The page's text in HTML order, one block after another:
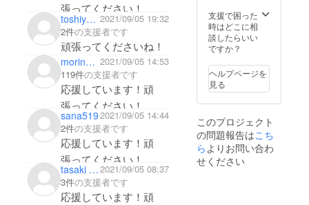
張ってください！
toshiyuki kinoshita 2021/09/05 19:32
2件の支援者です
頑張ってくださいね！
morinokuma8520 2021/09/05 14:53
119件の支援者です
応援しています！頑
張ってください！
sana5192021/09/05 14:44
2件の支援者です
応援しています！頑
張ってください！
tasaki midori2021/09/05 08:37
3件の支援者です
応援しています！頑
支援で困った
時はどこに相
談したらいい
ですか？
ヘルプページを
見る
このプロジェクト
の問題報告はこち
らよりお問い合わ
せください